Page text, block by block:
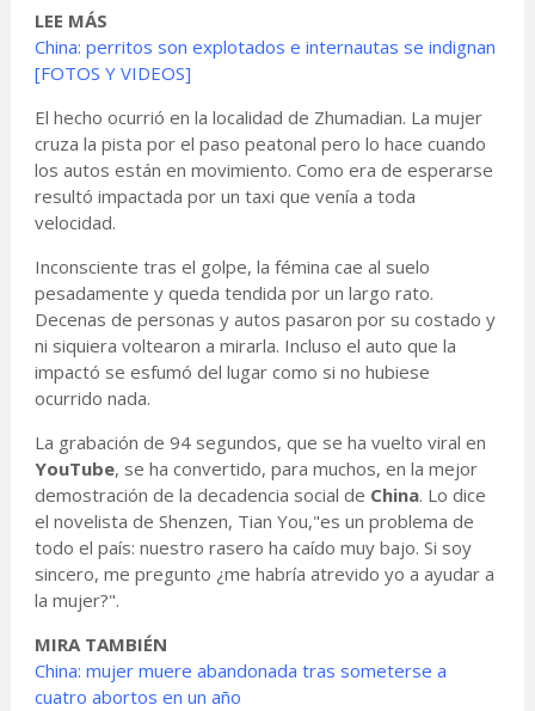
LEE MÁS
China: perritos son explotados e internautas se indignan
[FOTOS Y VIDEOS]
El hecho ocurrió en la localidad de Zhumadian. La mujer
cruza la pista por el paso peatonal pero lo hace cuando
los autos están en movimiento. Como era de esperarse
resultó impactada por un taxi que venía a toda
velocidad.
Inconsciente tras el golpe, la fémina cae al suelo
pesadamente y queda tendida por un largo rato.
Decenas de personas y autos pasaron por su costado y
ni siquiera voltearon a mirarla. Incluso el auto que la
impactó se esfumó del lugar como si no hubiese
ocurrido nada.
La grabación de 94 segundos, que se ha vuelto viral en
YouTube, se ha convertido, para muchos, en la mejor
demostración de la decadencia social de China. Lo dice
el novelista de Shenzen, Tian You,"es un problema de
todo el país: nuestro rasero ha caído muy bajo. Si soy
sincero, me pregunto ¿me habría atrevido yo a ayudar a
la mujer?".
MIRA TAMBIÉN
China: mujer muere abandonada tras someterse a
cuatro abortos en un año